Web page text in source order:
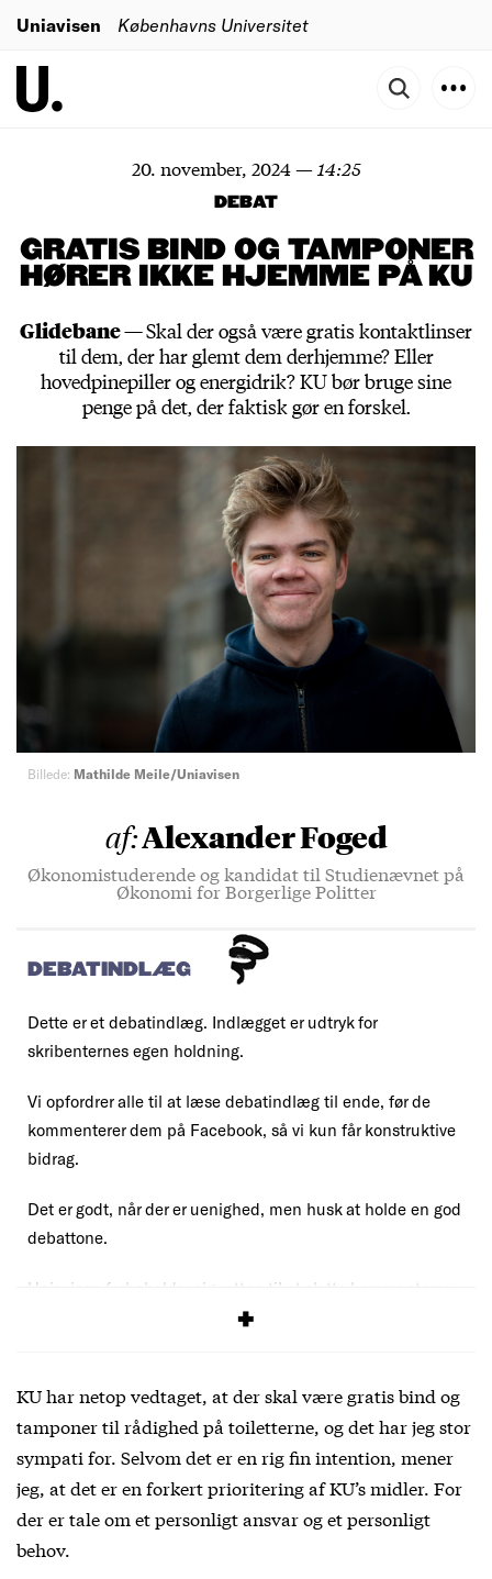
Uniavisen Københavns Universitet
20. november, 2024— 14:25
DEBAT
GRATIS BIND OG TAMPONER
HØRER IKKE HJEMME PÅ KU
Glidebane —Skal der også være gratis kontaktlinser
til dem, der har glemt dem derhjemme? Eller
hovedpinepiller og energidrik? KU bør bruge sine
penge på det, der faktisk gør en forskel.
Billede: Mathilde Meile/Uniavisen
af:Alexander Foged
Økonomistuderende og kandidat til Studienævnet på
Økonomi for Borgerlige Politter
DEBATINDLÆG
Dette er et debatindlæg. Indlægget er udtryk for
skribenternes egen holdning.
Vi opfordrer alle til at læse debatindlæg til ende, før de
kommenterer dem på Facebook, så vi kun får konstruktive
bidrag.
Det er godt, når der er uenighed, men husk at holde en god
debattone.
Uniavisen forbeholder sig retten til at slette kommentarer,
debatregler
KU har netop vedtaget, at der skal være gratis bind og
tamponer til rådighed på toiletterne, og det har jeg stor
sympati for. Selvom det er en rig fin intention, mener
jeg, at det er en forkert prioritering af KU’s midler. For
der er tale om et personligt ansvar og et personligt
behov.